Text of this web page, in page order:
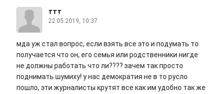
ттт
22.05.2019, 10:37
мда уж стал вопрос, если взять все это и подумать то
получается что он, его семья или родственники нигде
не должны работать что ли???? зачем так просто
поднимать шумиху! у нас демократия не в то русло
пошло, эти журналисты крутят все как им удобно так же